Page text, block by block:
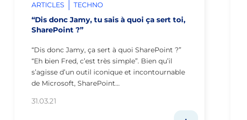
ARTICLES TECHNO
“Dis donc Jamy, tu sais à quoi ça sert toi,
SharePoint ?”
“Dis donc Jamy, ça sert à quoi SharePoint ?”
“Eh bien Fred, c’est très simple”. Bien qu’il
s’agisse d’un outil iconique et incontournable
de Microsoft, SharePoint…
31.03.21